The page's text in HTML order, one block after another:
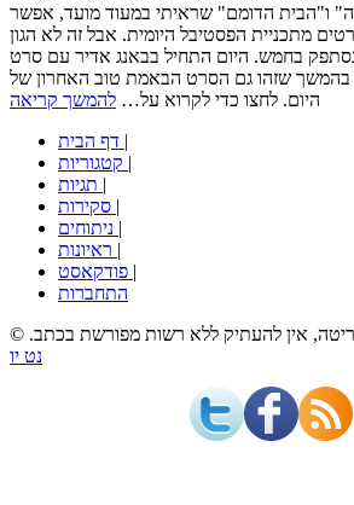
ו"הבית הדומם" שראיתי במעוד מועד, אפשר
מתכניית הפסטיבל היומית. אבל זה לא הגון
בחמש. היום התחיל בבאנג אדיר עם סרט
בהמשך שזהו גם הסרט הבאמת טוב האחרון של
היום. לחצו כדי לקרוא על… להמשך קריאה
|
|
|
|
|
|
|
התחברות
אין להעתיק ללא רשות מפורשת בכתב.
נט יו